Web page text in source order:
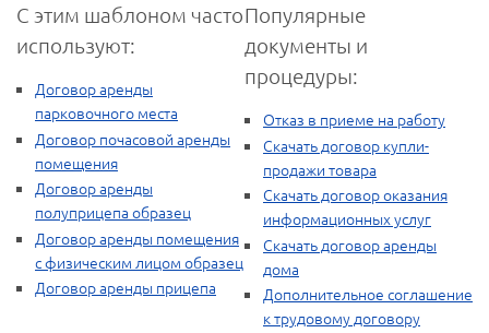
С этим шаблоном часто
используют:
Договор аренды
парковочного места
Договор почасовой аренды
помещения
Договор аренды
полуприцепа образец
Договор аренды помещения
с физическим лицом образец
Договор аренды прицепа
Популярные
документы и
процедуры:
Отказ в приеме на работу
Скачать договор купли-
продажи товара
Скачать договор оказания
информационных услуг
Скачать договор аренды
дома
Дополнительное соглашение
к трудовому договору